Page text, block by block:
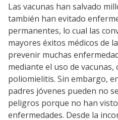
Las vacunas han salvado
también han evitado
permanentes, lo cual las
mayores éxitos médicos de
prevenir muchas
mediante el uso de
poliomielitis. Sin embargo,
padres jóvenes pueden no
peligros porque no han
enfermedades. Desde la